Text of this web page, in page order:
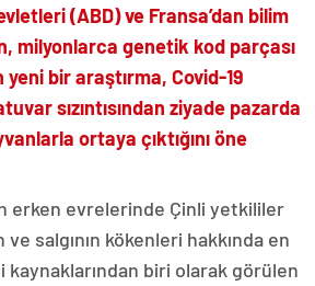
(ABD) ve Fransa’dan bilim
milyonlarca genetik kod parçası
yeni bir araştırma, Covid-19
sızıntısından ziyade pazarda
ortaya çıktığını öne
erken evrelerinde Çinli yetkililer
salgının kökenleri hakkında en
biri olarak görülen